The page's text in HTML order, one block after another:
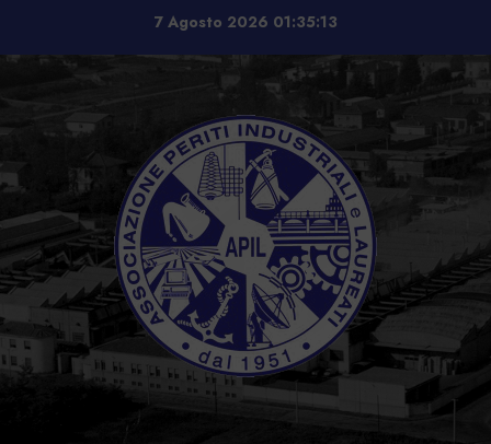
contenuto
7 Agosto 2026 01:35:13